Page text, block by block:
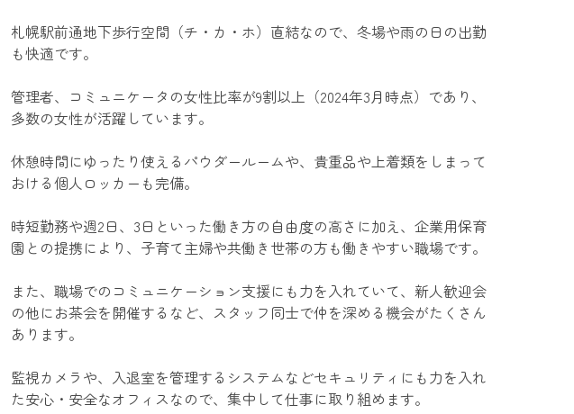
札幌駅前通地下歩行空間（チ・カ・ホ）直結なので、冬場や雨の日の出勤
も快適です。
管理者、コミュニケータの女性比率が9割以上（2024年3月時点）であり、
多数の女性が活躍しています。
休憩時間にゆったり使えるパウダールームや、貴重品や上着類をしまって
おける個人ロッカーも完備。
時短勤務や週2日、3日といった働き方の自由度の高さに加え、企業用保育
園との提携により、子育て主婦や共働き世帯の方も働きやすい職場です。
また、職場でのコミュニケーション支援にも力を入れていて、新人歓迎会
の他にお茶会を開催するなど、スタッフ同士で仲を深める機会がたくさん
あります。
監視カメラや、入退室を管理するシステムなどセキュリティにも力を入れ
た安心・安全なオフィスなので、集中して仕事に取り組めます。